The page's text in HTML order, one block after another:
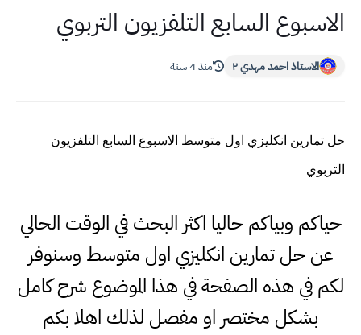
الاسبوع السابع التلفزيون التربوي
الاستاذ احمد مهدي ٢ منذ 4 سنة
حل تمارين انكليزي اول متوسط الاسبوع السابع التلفزيون
التربوي
حياكم وبياكم حاليا اكثر البحث في الوقت الحالي
عن حل تمارين انكليزي اول متوسط وسنوفر
لكم في هذه الصفحة في هذا الموضوع شرح كامل
بشكل مختصر او مفصل لذلك اهلا بكم